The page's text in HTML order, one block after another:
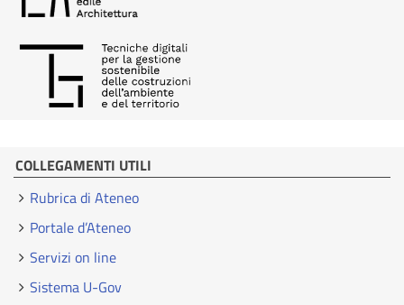
COLLEGAMENTI UTILI
Rubrica di Ateneo
Portale d’Ateneo
Servizi on line
Sistema U-Gov